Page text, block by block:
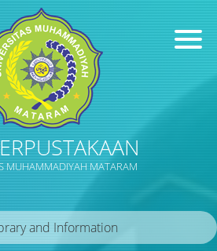
MUHAMMADIYAH MATARAM